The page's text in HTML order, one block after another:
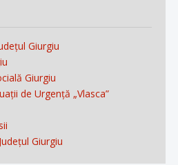
Giurgiu
Giurgiu
de Urgență „Vlasca”
Giurgiu